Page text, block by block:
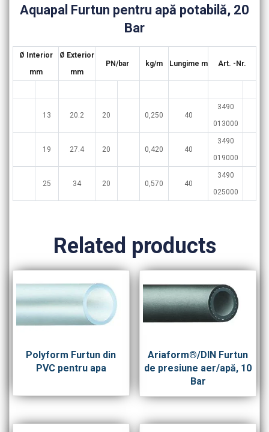
Aquapal Furtun pentru apă potabilă, 20
Bar
Ø Interior
mm
Ø Exterior
mm
PN/bar kg/m Lungime m Art. -Nr.
13 20.2 20 0,250 40
3490
013000
19 27.4 20 0,420 40
3490
019000
25 34 20 0,570 40
3490
025000
Related products
Polyform Furtun din
PVC pentru apa
Ariaform®/DIN Furtun
de presiune aer/apă, 10
Bar